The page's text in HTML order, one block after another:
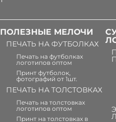
ПОЛЕЗНЫЕ МЕЛОЧИ
ПЕЧАТЬ НА ФУТБОЛКАХ
Печать на футболках
логотипов оптом
Принт футболок,
фотографий от 1шт.
ПЕЧАТЬ НА ТОЛСТОВКАХ
Печать на толстовках
логотипов оптом
Принт на толстовках в